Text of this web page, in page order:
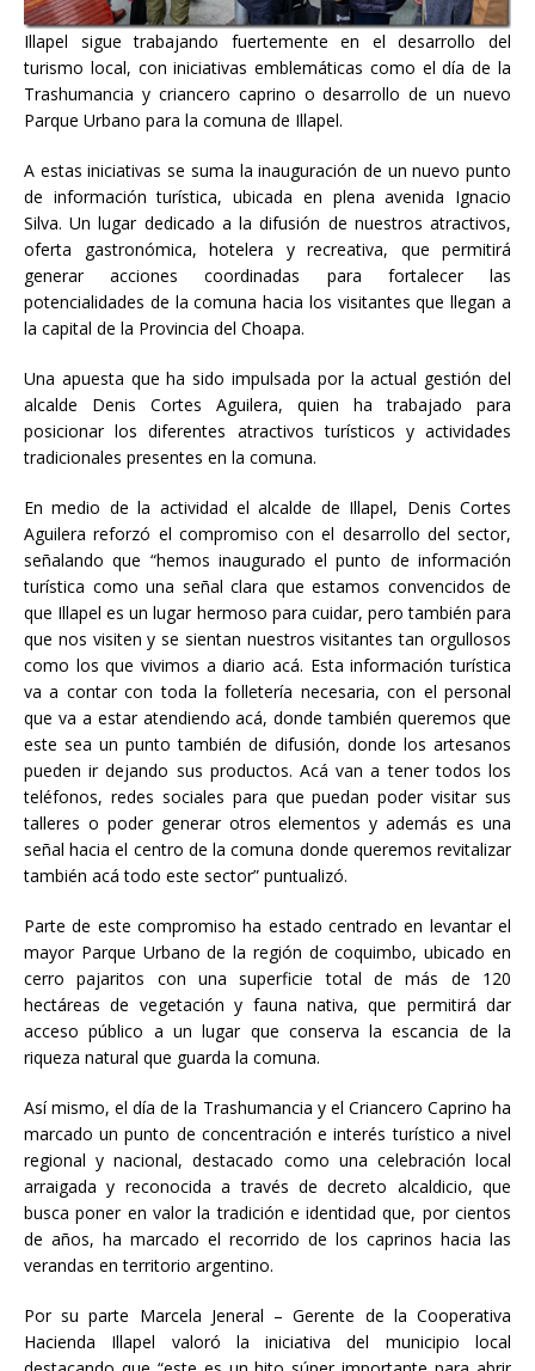
Illapel sigue trabajando fuertemente en el desarrollo del
turismo local, con iniciativas emblemáticas como el día de la
Trashumancia y criancero caprino o desarrollo de un nuevo
Parque Urbano para la comuna de Illapel.
A estas iniciativas se suma la inauguración de un nuevo punto
de información turística, ubicada en plena avenida Ignacio
Silva. Un lugar dedicado a la difusión de nuestros atractivos,
oferta gastronómica, hotelera y recreativa, que permitirá
generar acciones coordinadas para fortalecer las
potencialidades de la comuna hacia los visitantes que llegan a
la capital de la Provincia del Choapa.
Una apuesta que ha sido impulsada por la actual gestión del
alcalde Denis Cortes Aguilera, quien ha trabajado para
posicionar los diferentes atractivos turísticos y actividades
tradicionales presentes en la comuna.
En medio de la actividad el alcalde de Illapel, Denis Cortes
Aguilera reforzó el compromiso con el desarrollo del sector,
señalando que “hemos inaugurado el punto de información
turística como una señal clara que estamos convencidos de
que Illapel es un lugar hermoso para cuidar, pero también para
que nos visiten y se sientan nuestros visitantes tan orgullosos
como los que vivimos a diario acá. Esta información turística
va a contar con toda la folletería necesaria, con el personal
que va a estar atendiendo acá, donde también queremos que
este sea un punto también de difusión, donde los artesanos
pueden ir dejando sus productos. Acá van a tener todos los
teléfonos, redes sociales para que puedan poder visitar sus
talleres o poder generar otros elementos y además es una
señal hacia el centro de la comuna donde queremos revitalizar
también acá todo este sector” puntualizó.
Parte de este compromiso ha estado centrado en levantar el
mayor Parque Urbano de la región de coquimbo, ubicado en
cerro pajaritos con una superficie total de más de 120
hectáreas de vegetación y fauna nativa, que permitirá dar
acceso público a un lugar que conserva la escancia de la
riqueza natural que guarda la comuna.
Así mismo, el día de la Trashumancia y el Criancero Caprino ha
marcado un punto de concentración e interés turístico a nivel
regional y nacional, destacado como una celebración local
arraigada y reconocida a través de decreto alcaldicio, que
busca poner en valor la tradición e identidad que, por cientos
de años, ha marcado el recorrido de los caprinos hacia las
verandas en territorio argentino.
Por su parte Marcela Jeneral – Gerente de la Cooperativa
Hacienda Illapel valoró la iniciativa del municipio local